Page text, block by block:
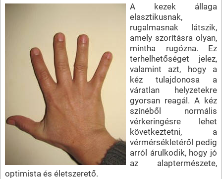
A kezek állaga
elasztikusnak,
rugalmasnak látszik,
amely szorításra olyan,
mintha rugózna. Ez
terhelhetőséget jelez,
valamint azt, hogy a
kéz tulajdonosa a
váratlan helyzetekre
gyorsan reagál. A kéz
színéből normális
vérkeringésre lehet
következtetni, a
vérmérsékletéről pedig
arról árulkodik, hogy jó
az alaptermészete,
optimista és életszerető.